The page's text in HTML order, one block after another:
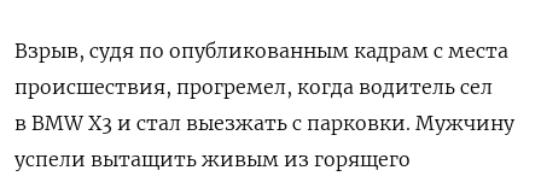
Взрыв, судя по опубликованным кадрам с места
происшествия, прогремел, когда водитель сел
в BMW X3 и стал выезжать с парковки. Мужчину
успели вытащить живым из горящего